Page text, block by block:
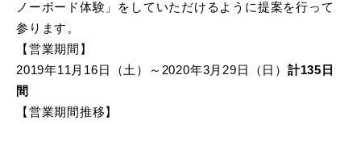
ノーボード体験」をしていただけるように提案を行って
参ります。
【営業期間】
2019年11月16日（土）～2020年3月29日（日） 計135日
間
【営業期間推移】